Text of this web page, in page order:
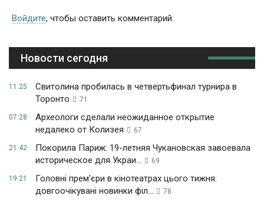
Войдите, чтобы оставить комментарий.
Новости сегодня
11:25
Свитолина пробилась в четвертьфинал турнира в
Торонто
71
07:28
Археологи сделали неожиданное открытие
недалеко от Колизея
67
21:42
Покорила Париж: 19-летняя Чукановская завоевала
историческое для Украи...
69
19:21
Головні прем'єри в кінотеатрах цього тижня:
довгоочікувані новинки філ...
78